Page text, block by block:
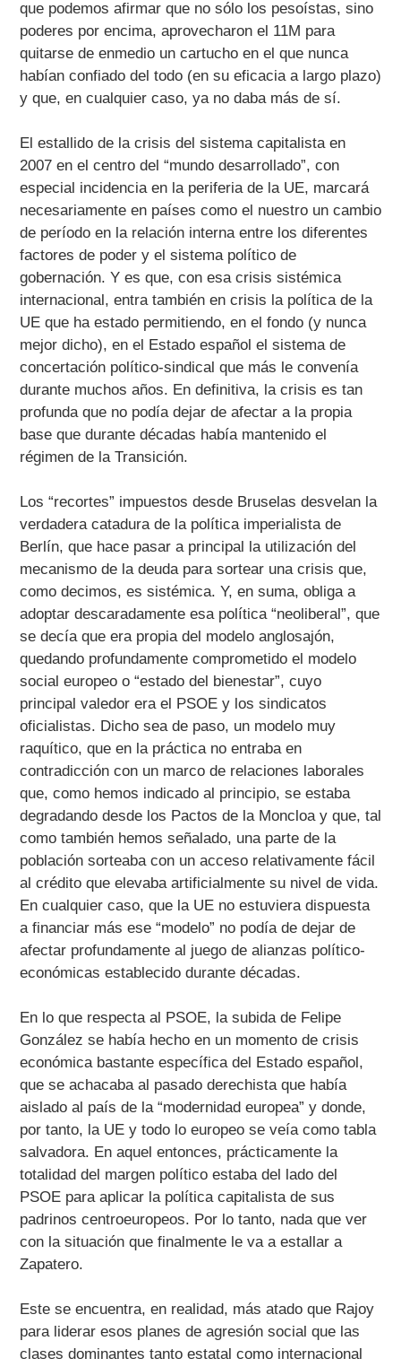
que podemos afirmar que no sólo los pesoístas, sino
poderes por encima, aprovecharon el 11M para
quitarse de enmedio un cartucho en el que nunca
habían confiado del todo (en su eficacia a largo plazo)
y que, en cualquier caso, ya no daba más de sí.
El estallido de la crisis del sistema capitalista en
2007 en el centro del “mundo desarrollado”, con
especial incidencia en la periferia de la UE, marcará
necesariamente en países como el nuestro un cambio
de período en la relación interna entre los diferentes
factores de poder y el sistema político de
gobernación. Y es que, con esa crisis sistémica
internacional, entra también en crisis la política de la
UE que ha estado permitiendo, en el fondo (y nunca
mejor dicho), en el Estado español el sistema de
concertación político-sindical que más le convenía
durante muchos años. En definitiva, la crisis es tan
profunda que no podía dejar de afectar a la propia
base que durante décadas había mantenido el
régimen de la Transición.
Los “recortes” impuestos desde Bruselas desvelan la
verdadera catadura de la política imperialista de
Berlín, que hace pasar a principal la utilización del
mecanismo de la deuda para sortear una crisis que,
como decimos, es sistémica. Y, en suma, obliga a
adoptar descaradamente esa política “neoliberal”, que
se decía que era propia del modelo anglosajón,
quedando profundamente comprometido el modelo
social europeo o “estado del bienestar”, cuyo
principal valedor era el PSOE y los sindicatos
oficialistas. Dicho sea de paso, un modelo muy
raquítico, que en la práctica no entraba en
contradicción con un marco de relaciones laborales
que, como hemos indicado al principio, se estaba
degradando desde los Pactos de la Moncloa y que, tal
como también hemos señalado, una parte de la
población sorteaba con un acceso relativamente fácil
al crédito que elevaba artificialmente su nivel de vida.
En cualquier caso, que la UE no estuviera dispuesta
a financiar más ese “modelo” no podía de dejar de
afectar profundamente al juego de alianzas político-
económicas establecido durante décadas.
En lo que respecta al PSOE, la subida de Felipe
González se había hecho en un momento de crisis
económica bastante específica del Estado español,
que se achacaba al pasado derechista que había
aislado al país de la “modernidad europea” y donde,
por tanto, la UE y todo lo europeo se veía como tabla
salvadora. En aquel entonces, prácticamente la
totalidad del margen político estaba del lado del
PSOE para aplicar la política capitalista de sus
padrinos centroeuropeos. Por lo tanto, nada que ver
con la situación que finalmente le va a estallar a
Zapatero.
Este se encuentra, en realidad, más atado que Rajoy
para liderar esos planes de agresión social que las
clases dominantes tanto estatal como internacional